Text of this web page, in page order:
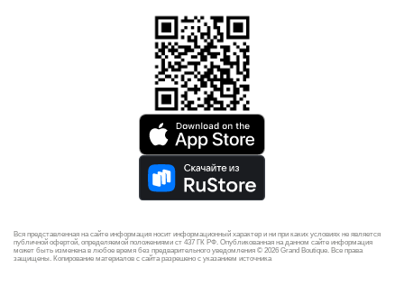
Вся представленная на сайте информация носит информационный характер и ни при каких условиях не является
публичной офертой, определяемой положениями ст 437 ГК РФ. Опубликованная на данном сайте информация
может быть изменена в любое время без предварительного уведомления © 2026 Grand Boutique. Все права
защищены. Копирование материалов с сайта разрешено с указанием источника